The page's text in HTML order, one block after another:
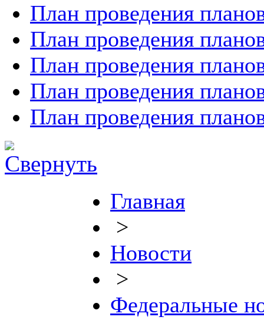
План проведения
План проведения
План проведения
План проведения
План проведения
Главная
>
Новости
>
Федеральные